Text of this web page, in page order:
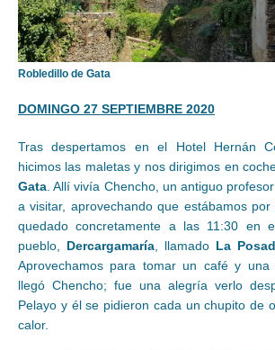
Robledillo de Gata
DOMINGO 27 SEPTIEMBRE 2020
Tras despertamos en el Hotel Hernán
hicimos las maletas y nos dirigimos en
Gata. Allí vivía Chencho, un antiguo
a visitar, aprovechando que estábamos
quedado concretamente a las 11:30 en
pueblo, Dercargamaría, llamado La
Aprovechamos para tomar un café y una
llegó Chencho; fue una alegría verlo
Pelayo y él se pidieron cada un chupito de
calor.